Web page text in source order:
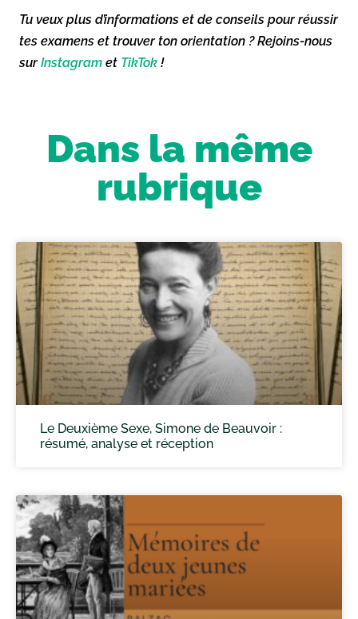
Tu veux plus d’informations et de conseils pour réussir
tes examens et trouver ton orientation ? Rejoins-nous
surInstagram et TikTok !
Dans la même
rubrique
Le Deuxième Sexe, Simone de Beauvoir :
résumé, analyse et réception